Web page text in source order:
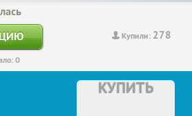
Купили: 278
0
КУПИТЬ